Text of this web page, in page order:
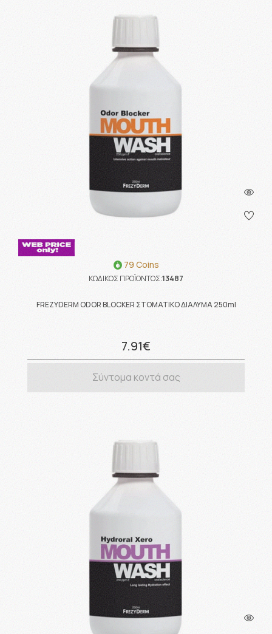
79 Coins
ΚΩΔΙΚΟΣ ΠΡΟΪΟΝΤΟΣ:13487
FREZYDERM ODOR BLOCKER ΣΤΟΜΑΤΙΚΟ ΔΙΑΛΥΜΑ 250ml
7.91€
Σύντομα κοντά σας